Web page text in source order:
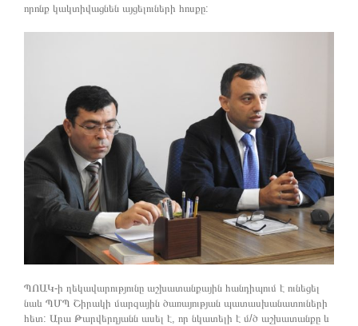
որոնք կակտիվացնեն այցելուների հոսքը:
ՊՈԱԿ-ի ղեկավարությունը աշխատանքային հանդիպում է ունեցել
նաև ՊՄՊ Շիրակի մարզային ծառայության պատասխանատուների
հետ: Արա Թարվերդյանն ասել է, որ նկատելի է մ/ծ աշխատանքը և